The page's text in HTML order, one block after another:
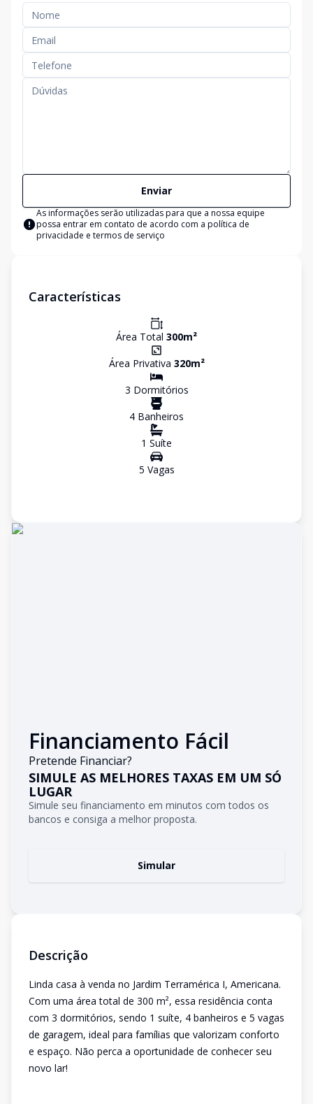
Enviar
As informações serão utilizadas para que a nossa equipe
possa entrar em contato de acordo com a política de
privacidade e termos de serviço
Características
Área Total 300m²
Área Privativa 320m²
3 Dormitórios
4 Banheiros
1 Suíte
5 Vagas
Financiamento Fácil
Pretende Financiar?
SIMULE AS MELHORES TAXAS EM UM SÓ
LUGAR
Simule seu financiamento em minutos com todos os
bancos e consiga a melhor proposta.
Simular
Descrição
Linda casa à venda no Jardim Terramérica I, Americana.
Com uma área total de 300 m², essa residência conta
com 3 dormitórios, sendo 1 suíte, 4 banheiros e 5 vagas
de garagem, ideal para famílias que valorizam conforto
e espaço. Não perca a oportunidade de conhecer seu
novo lar!